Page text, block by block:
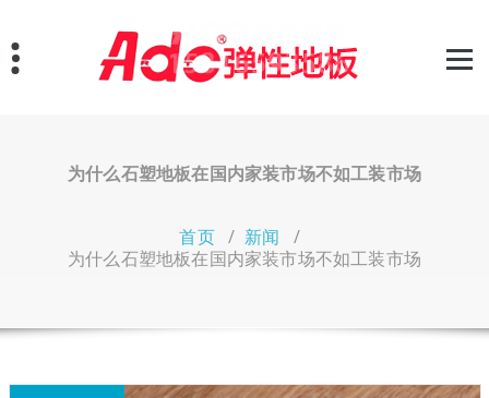
至
正
为什么石塑地板在国内家装市场不如工装市场
首页/ 新闻 /
为什么石塑地板在国内家装市场不如工装市场